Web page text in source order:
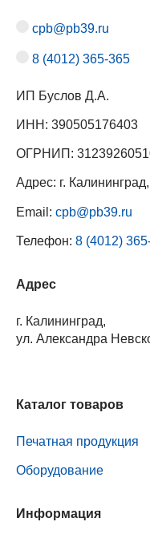
cpb@pb39.ru
8 (4012) 365-365
ИП Буслов Д.А.
ИНН: 390505176403
ОГРНИП:
Адрес: г.
Email: cpb@pb39.ru
Телефон: 8 (4012)
Адрес
г. Калининград,
ул. Александра
Каталог товаров
Печатная продукция
Оборудование
Информация